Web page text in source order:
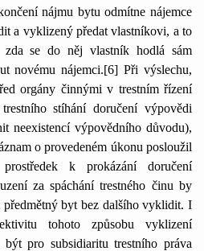
nájmu bytu odmítne nájemce
a vyklizený předat vlastníkovi, a to
zda se do něj vlastník hodlá sám
novému nájemci.[6] Při výslechu,
orgány činnými v trestním řízení
stíhání doručení výpovědi
neexistencí výpovědního důvodu),
o provedeném úkonu posloužil
k prokázání doručení
za spáchání trestného činu by
předmětný byt bez dalšího vyklidit. I
tohoto způsobu vyklizení
pro subsidiaritu trestního práva